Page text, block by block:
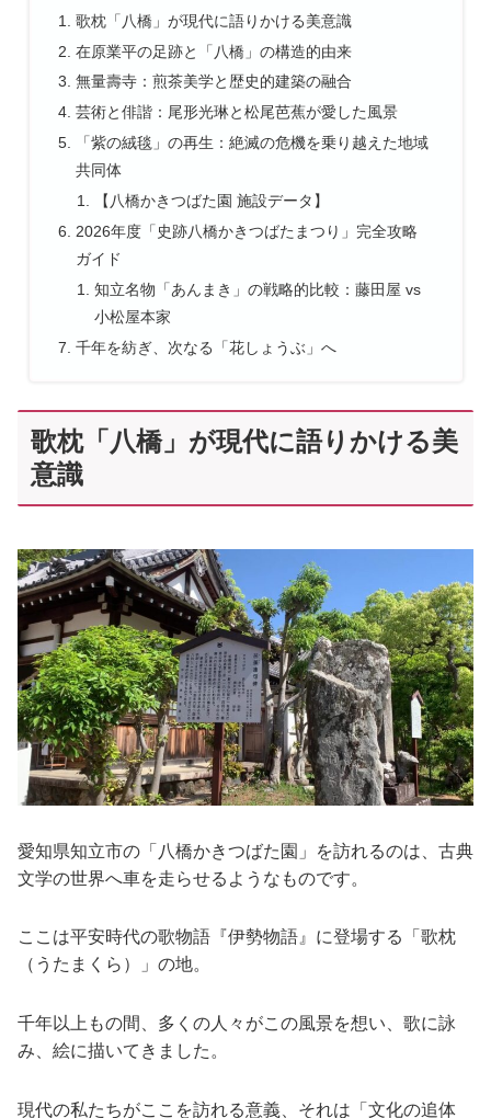
歌枕「八橋」が現代に語りかける美意識
在原業平の足跡と「八橋」の構造的由来
無量壽寺：煎茶美学と歴史的建築の融合
芸術と俳諧：尾形光琳と松尾芭蕉が愛した風景
「紫の絨毯」の再生：絶滅の危機を乗り越えた地域
共同体
【八橋かきつばた園 施設データ】
2026年度「史跡八橋かきつばたまつり」完全攻略
ガイド
知立名物「あんまき」の戦略的比較：藤田屋 vs
小松屋本家
千年を紡ぎ、次なる「花しょうぶ」へ
歌枕「八橋」が現代に語りかける美
意識
愛知県知立市の「八橋かきつばた園」を訪れるのは、古典
文学の世界へ車を走らせるようなものです。
ここは平安時代の歌物語『伊勢物語』に登場する「歌枕
（うたまくら）」の地。
千年以上もの間、多くの人々がこの風景を想い、歌に詠
み、絵に描いてきました。
現代の私たちがここを訪れる意義、それは「文化の追体